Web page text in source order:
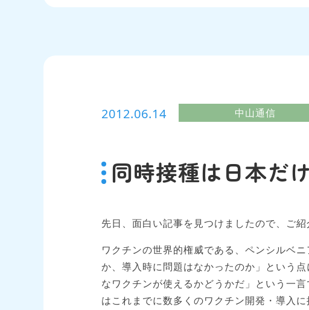
2012.06.14 中山通信
同時接種は日本だ
先日、面白い記事を見つけましたので、ご紹
ワクチンの世界的権威である、ペンシルベ
か、導入時に問題はなかったのか」という
なワクチンが使えるかどうかだ」という一
はこれまでに数多くのワクチン開発・導入